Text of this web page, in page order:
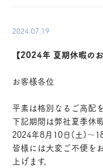
2024.07.19
【2024年 夏期休暇の
お客様各位
平素は格別なるご高配
下記期間は弊社夏季休
2024年8月10日(土)〜
皆様には大変ご不便を
上げます。